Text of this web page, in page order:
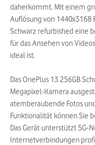
daherkommt. Mit einem
Auflösung von 1440x3168
Schwarz refurbished eine
für das Ansehen von
ideal ist.
Das OnePlus 13 256GB
Megapixel-Kamera
atemberaubende Fotos
Funktionalität können Sie
Das Gerät unterstützt 5G-
Internetverbindungen